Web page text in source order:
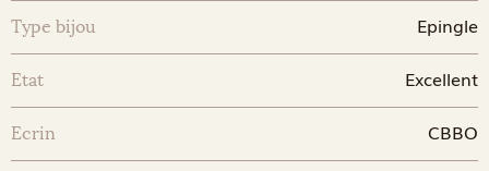
Type bijou Epingle
Etat Excellent
Ecrin CBBO